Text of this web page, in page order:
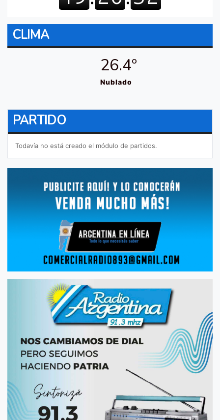
CLIMA
26.4º
Nublado
PARTIDO
Todavía no está creado el módulo de partidos.